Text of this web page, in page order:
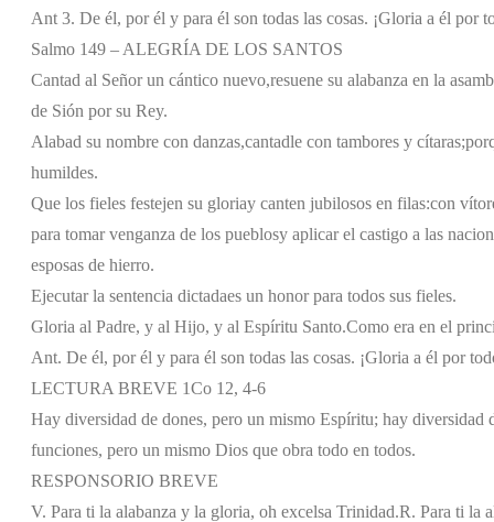
Ant 3. De él, por él y para él son todas las cosas. ¡Gloria a él por
Salmo 149 – ALEGRÍA DE LOS SANTOS
Cantad al Señor un cántico nuevo,resuene su alabanza en la
de Sión por su Rey.
Alabad su nombre con danzas,cantadle con tambores y cítaras;
humildes.
Que los fieles festejen su gloriay canten jubilosos en filas:con
para tomar venganza de los pueblosy aplicar el castigo a las
esposas de hierro.
Ejecutar la sentencia dictadaes un honor para todos sus fieles.
Gloria al Padre, y al Hijo, y al Espíritu Santo.Como era en el
Ant. De él, por él y para él son todas las cosas. ¡Gloria a él por
LECTURA BREVE 1Co 12, 4-6
Hay diversidad de dones, pero un mismo Espíritu; hay
funciones, pero un mismo Dios que obra todo en todos.
RESPONSORIO BREVE
V. Para ti la alabanza y la gloria, oh excelsa Trinidad.R. Para ti la